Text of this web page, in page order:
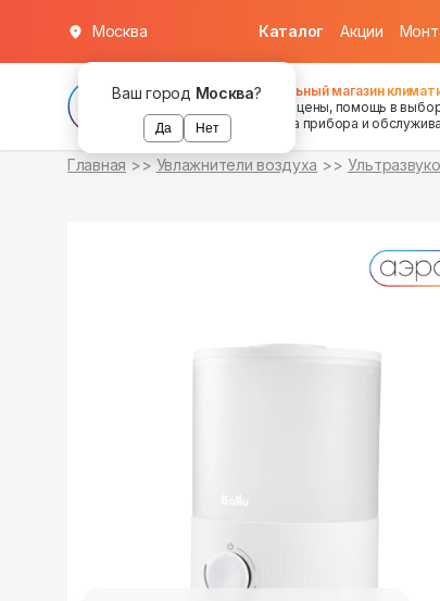
Ваш город Москва?
Да Нет
Москва Каталог Акции
Федеральный магазин
хорошие цены, помощь в
установка прибора и
Главная Увлажнители воздуха
в наличии